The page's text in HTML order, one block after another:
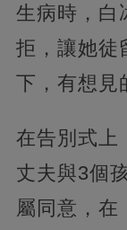
生病時，白
拒，讓她徒
下，有想見
在告別式上
丈夫與3個
屬同意，在